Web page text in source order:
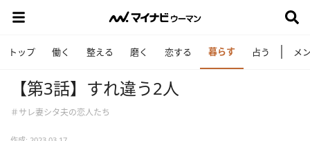
トップ 働く 整える 磨く 恋する 暮らす 占う メ
【第3話】すれ違う2人
＃サレ妻シタ夫の恋人たち